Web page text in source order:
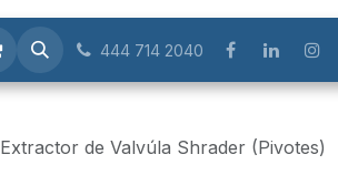
444 714 2040
Extractor de Valvúla Shrader (Pivotes)